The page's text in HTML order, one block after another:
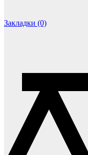
Закладки (0)